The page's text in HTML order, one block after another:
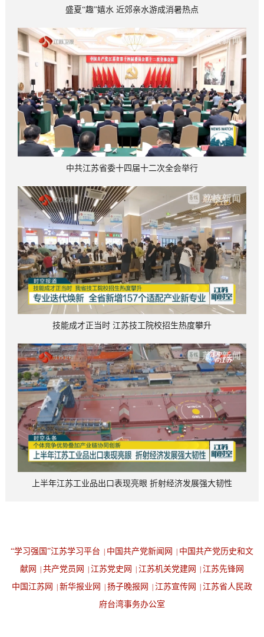
盛夏“趣”嬉水 近郊亲水游成消暑热点
中共江苏省委十四届十二次全会举行
技能成才正当时 江苏技工院校招生热度攀升
上半年江苏工业品出口表现亮眼 折射经济发展强大韧性
“学习强国”江苏学习平台 中国共产党新闻网
中国共产党历史和文
献网
共产党员网 江苏党史网 江苏机关党建网
江苏先锋网
中国江苏网
新华报业网 扬子晚报网 江苏宣传网
江苏省人民政
府台湾事务办公室